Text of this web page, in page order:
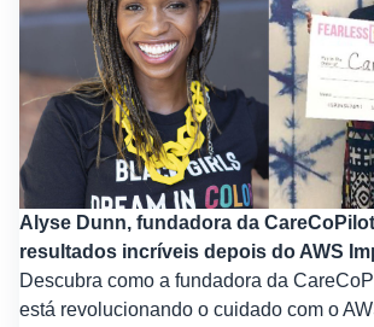
Alyse Dunn, fundadora da
resultados incríveis depois do AWS
Descubra como a fundadora da
está revolucionando o cuidado com o